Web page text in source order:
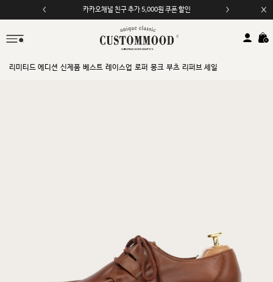
카카오채널 친구 추가 5,000원 쿠폰 할인
리미티드 에디션 신제품 베스트 레이스업 로퍼 몽크 부츠 리퍼브 세일